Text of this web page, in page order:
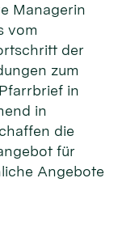
Managerin
vom
der
zum
in
in
die
für
Angebote